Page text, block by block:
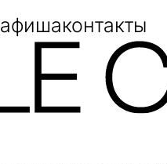
афишаконтакты